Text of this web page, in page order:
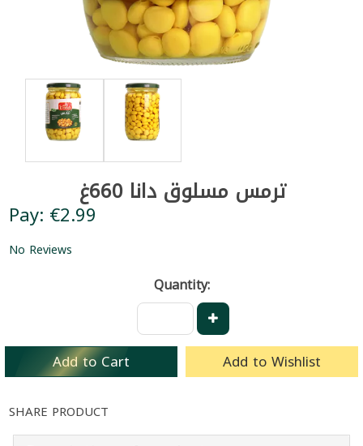
ترمس مسلوق دانا 660غ
Pay: €2.99
No Reviews
Quantity:
Add to Cart Add to Wishlist
SHARE PRODUCT